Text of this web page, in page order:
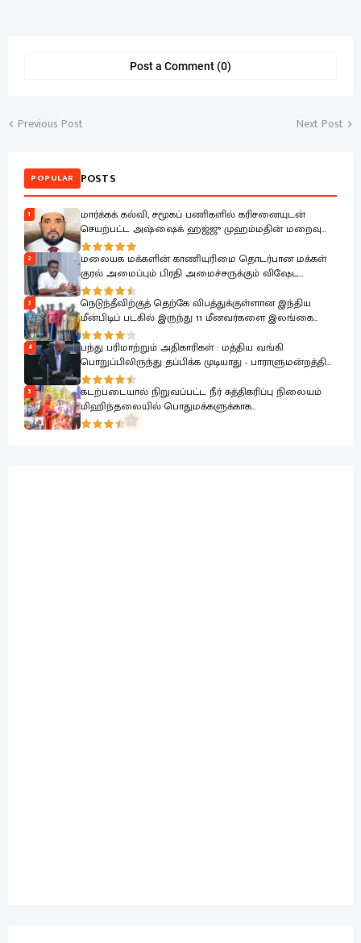
Post a Comment (0)
Previous Post Next Post
POPULAR POSTS
1
மார்க்கக் கல்வி, சமூகப் பணிகளில் கரிசனையுடன்
செயற்பட்ட அஷ்ஷைக் ஹஜ்ஜு முஹம்மதின் மறைவு
பேரிழப்பாகும்; அம்பாறை மாவட்ட ஜம்இய்யத்துல் உலமா
ஆழ்ந்த கவலை.!
2
மலையக மக்களின் காணியுரிமை தொடர்பான மக்கள்
குரல் அமைப்பும் பிரதி அமைச்சருக்கும் விஷேட
கலந்துரையாடல்
3
நெடுந்தீவிற்குத் தெற்கே விபத்துக்குள்ளான இந்திய
மீன்பிடிப் படகில் இருந்து 11 மீனவர்களை இலங்கை
கடற்படை பாதுகாப்பாக மீட்டது
4
பந்து பரிமாற்றும் அதிகாரிகள் : மத்திய வங்கி
பொறுப்பிலிருந்து தப்பிக்க முடியாது - பாராளுமன்றத்தில்
ரவூப் ஹக்கீம் ஆவேசம்
5
கடற்படையால் நிறுவப்பட்ட நீர் சுத்திகரிப்பு நிலையம்
மிஹிந்தலையில் பொதுமக்களுக்காக
கையளிக்கப்பட்டது